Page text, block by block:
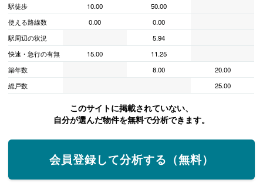
駅徒歩
10.00
50.00
使える路線数
0.00
0.00
駅周辺の状況
5.94
快速・急行の有無
15.00
11.25
築年数
8.00
20.00
総戸数
25.00
このサイトに掲載されていない、
自分が選んだ物件を無料で分析できます。
会員登録して分析する（無料）